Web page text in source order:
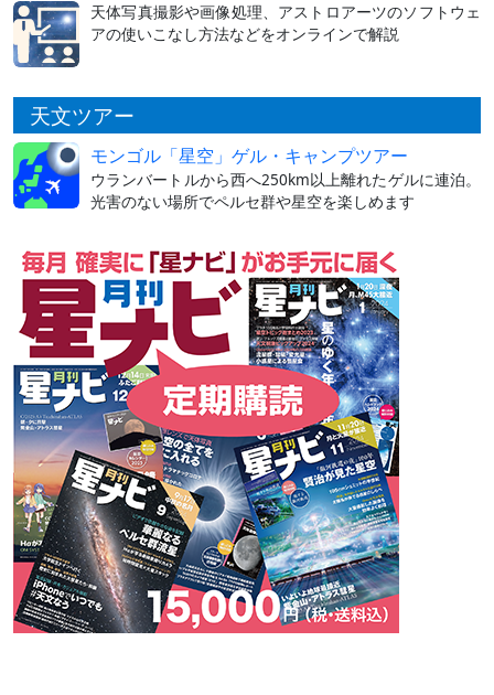
天体写真撮影や画像処理、アストロアーツのソフトウェ
アの使いこなし方法などをオンラインで解説
天文ツアー
モンゴル「星空」ゲル・キャンプツアー
ウランバートルから西へ250km以上離れたゲルに連泊。
光害のない場所でペルセ群や星空を楽しめます